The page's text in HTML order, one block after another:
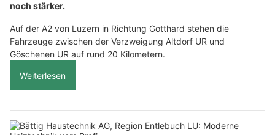
noch stärker.
Auf der A2 von Luzern in Richtung Gotthard stehen die
Fahrzeuge zwischen der Verzweigung Altdorf UR und
Göschenen UR auf rund 20 Kilometern.
Weiterlesen